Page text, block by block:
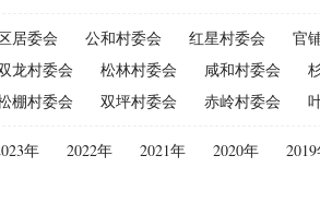
更改为“耕地地力保护补贴”） | 优质后备
立卡贫困户 | 政策性家禽、生猪养殖保险保
束） | 生猪规模化养殖场无害化处理补助
范村建设项目计划表
金
居委会 公和村委会 红星村委会 官
龙村委会 松林村委会 咸和村委会
棚村委会 双坪村委会 赤岭村委会
年 2022年 2021年 2020年